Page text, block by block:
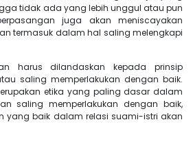
tidak ada yang lebih unggul atau pun
juga akan meniscayakan
termasuk dalam hal saling melengkapi
harus dilandaskan kepada prinsip
saling memperlakukan dengan baik.
etika yang paling dasar dalam
saling memperlakukan dengan baik,
yang baik dalam relasi suami-istri akan